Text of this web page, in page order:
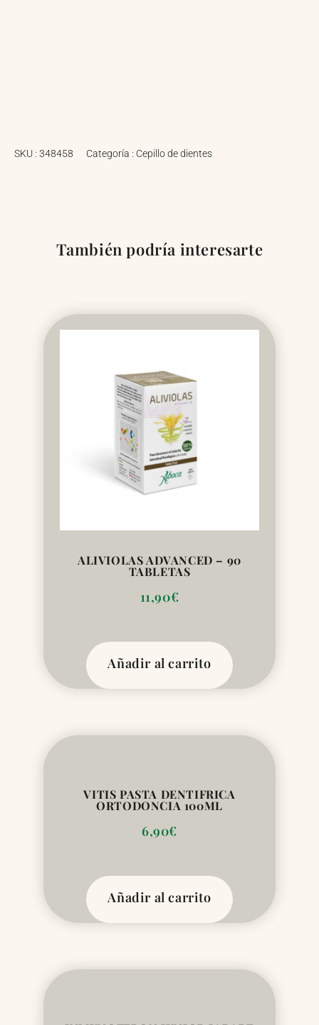
SKU : 348458 Categoría : Cepillo de dientes
También podría interesarte
ALIVIOLAS ADVANCED – 90
TABLETAS
11,90€
Añadir al carrito
VITIS PASTA DENTIFRICA
ORTODONCIA 100ML
6,90€
Añadir al carrito